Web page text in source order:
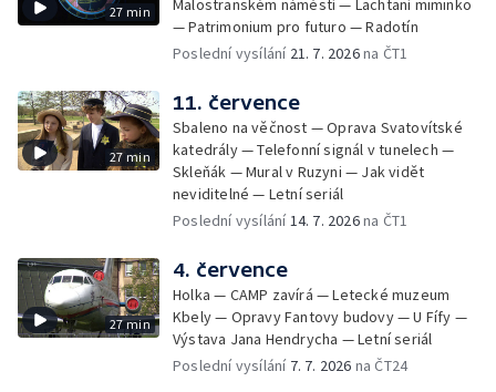
27 min
— Patrimonium pro futuro — Radotín
Poslední vysílání 21. 7. 2026na ČT1
27 min
11. července
Sbaleno na věčnost — Oprava Svatovítské
katedrály — Telefonní signál v tunelech —
Skleňák — Mural v Ruzyni — Jak vidět
neviditelné — Letní seriál
Poslední vysílání 14. 7. 2026na ČT1
27 min
4. července
Holka — CAMP zavírá — Letecké muzeum
Kbely — Opravy Fantovy budovy — U Fífy —
Výstava Jana Hendrycha — Letní seriál
Poslední vysílání 7. 7. 2026 na ČT24